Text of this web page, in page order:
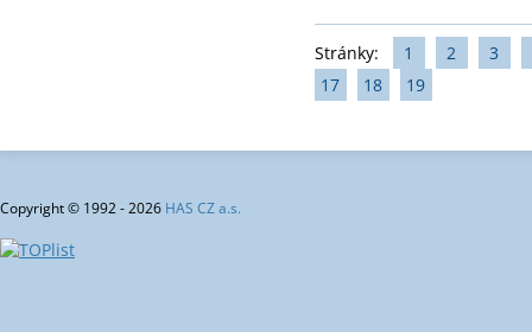
Stránky: 1 2
3
17
18 19
Copyright © 1992 - 2026 HAS CZ a.s.